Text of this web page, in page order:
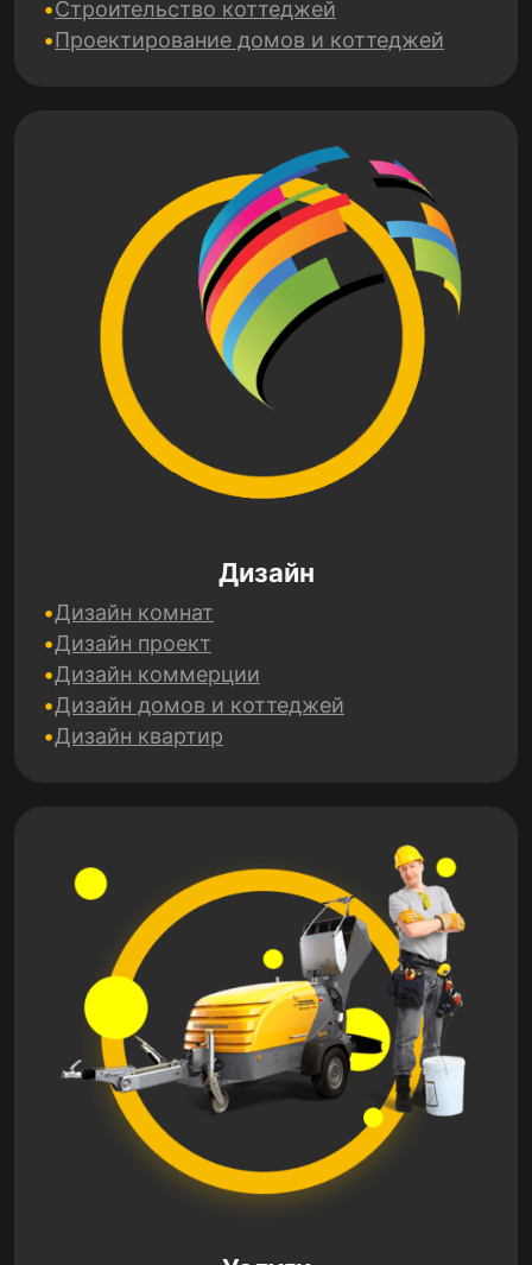
Строительство коттеджей
Проектирование домов и коттеджей
Дизайн
Дизайн комнат
Дизайн проект
Дизайн коммерции
Дизайн домов и коттеджей
Дизайн квартир